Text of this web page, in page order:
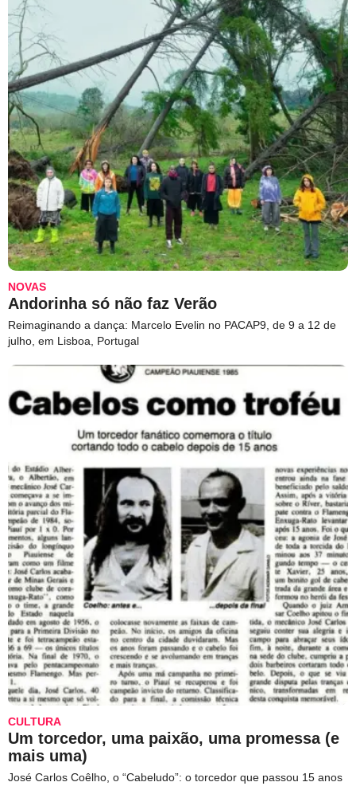
NOVAS
Andorinha só não faz Verão
Reimaginando a dança: Marcelo Evelin no PACAP9, de 9 a 12 de
julho, em Lisboa, Portugal
CULTURA
Um torcedor, uma paixão, uma promessa (e
mais uma)
José Carlos Coêlho, o “Cabeludo”: o torcedor que passou 15 anos